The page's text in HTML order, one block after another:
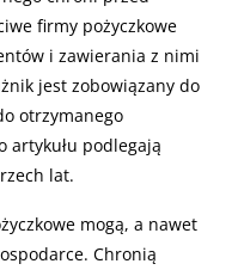
firmy pożyczkowe
i zawierania z nimi
jest zobowiązany do
otrzymanego
artykułu podlegają
lat.
mogą, a nawet
Chronią